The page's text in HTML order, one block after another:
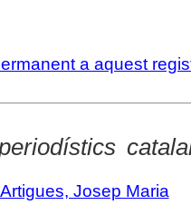
a aquest
Josep Maria